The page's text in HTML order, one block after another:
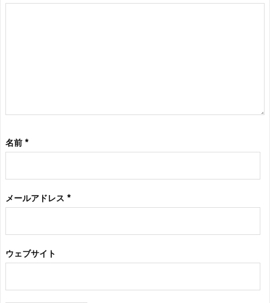
名前 *
メールアドレス *
ウェブサイト